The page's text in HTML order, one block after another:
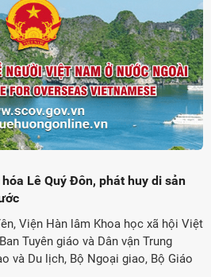
Lê Quý Đôn, phát huy di sản
Viện Hàn lâm Khoa học xã hội Việt
Tuyên giáo và Dân vận Trung
và Du lịch, Bộ Ngoại giao, Bộ Giáo